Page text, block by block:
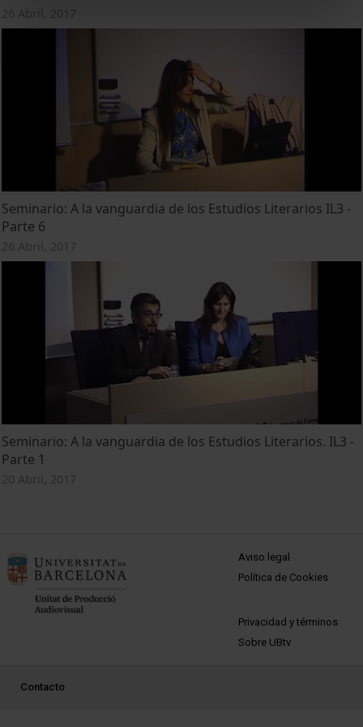
26 Abril, 2017
Seminario: A la vanguardia de los Estudios Literarios IL3 -
Parte 6
26 Abril, 2017
Seminario: A la vanguardia de los Estudios Literarios. IL3 -
Parte 1
20 Abril, 2017
MENÚ PEU 1
Aviso legal
Política de Cookies
PEU 2
Privacidad y términos
Sobre UBtv
PEU 3
Contacto